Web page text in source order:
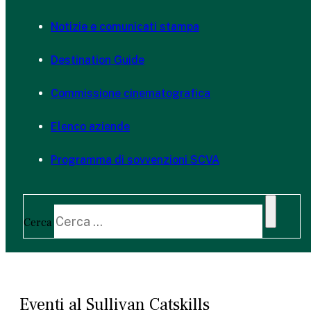
Notizie e comunicati stampa
Destination Guide
Commissione cinematografica
Elenco aziende
Programma di sovvenzioni SCVA
Cerca
Eventi al Sullivan Catskills